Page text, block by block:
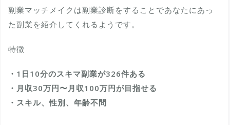
副業マッチメイクは副業診断をすることであなたにあっ
た副業を紹介してくれるようです。
特徴
・1日10分のスキマ副業が326件ある
・月収30万円〜月収100万円が目指せる
・スキル、性別、年齢不問